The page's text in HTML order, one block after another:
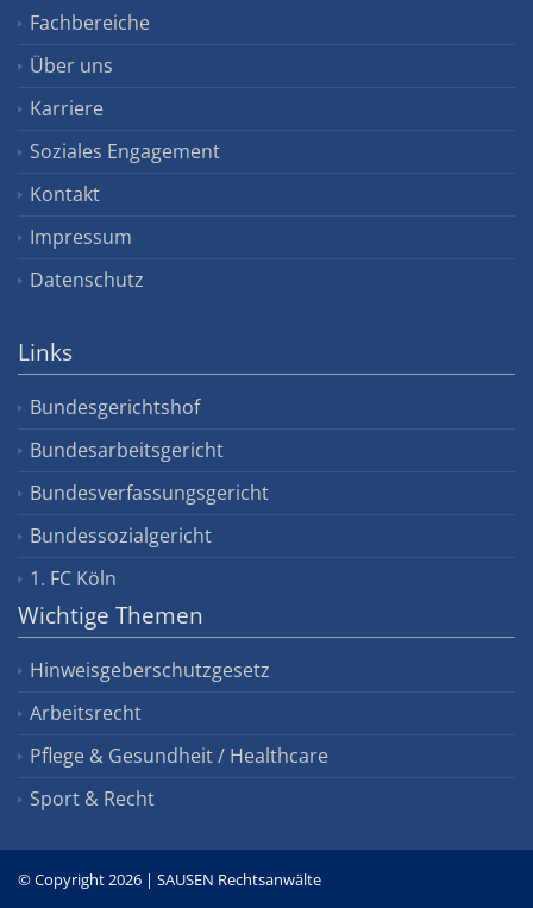
Fachbereiche
Über uns
Karriere
Soziales Engagement
Kontakt
Impressum
Datenschutz
Links
Bundesgerichtshof
Bundesarbeitsgericht
Bundesverfassungsgericht
Bundessozialgericht
1. FC Köln
Wichtige Themen
Hinweisgeberschutzgesetz
Arbeitsrecht
Pflege & Gesundheit / Healthcare
Sport & Recht
© Copyright 2026 | SAUSEN Rechtsanwälte